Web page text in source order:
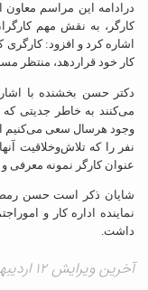
درادامه این مراسم
کارگر، به نقش مهم
اشاره کرد و افزود:
کار خود قراردهد، منتظر
دکتر حسن بخشنده با
می‌کنند به خاطر جدیتی که
نفر را که تلاش‌وخلاقیت
عنوان کارگر نمونه معرفی و
شایان ذکر است حسن
نماینده اداره کار و
داشت.
آخرین ویرایش ۱۲ اردیبهشت ۱۳۹۰